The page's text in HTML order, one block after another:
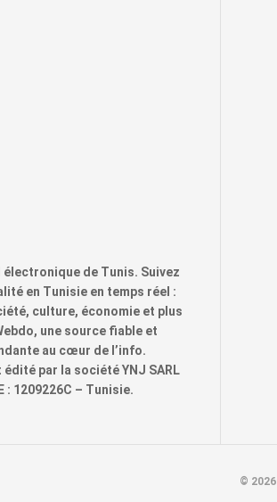
de Tunis. Suivez
en Tunisie en temps réel :
culture, économie et plus
une source fiable et
au cœur de l’info.
par la société YNJ SARL
: 1209226C – Tunisie.
© 2026